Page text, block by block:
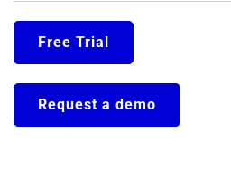
Free Trial
Request a demo